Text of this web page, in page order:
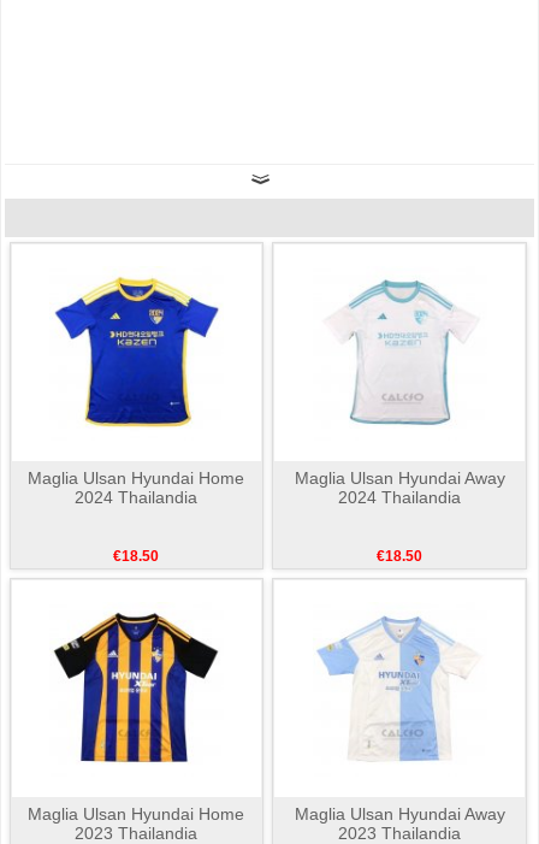
Maglia Ulsan Hyundai Home
2024 Thailandia
€18.50
Maglia Ulsan Hyundai Away
2024 Thailandia
€18.50
Maglia Ulsan Hyundai Home
2023 Thailandia
Maglia Ulsan Hyundai Away
2023 Thailandia